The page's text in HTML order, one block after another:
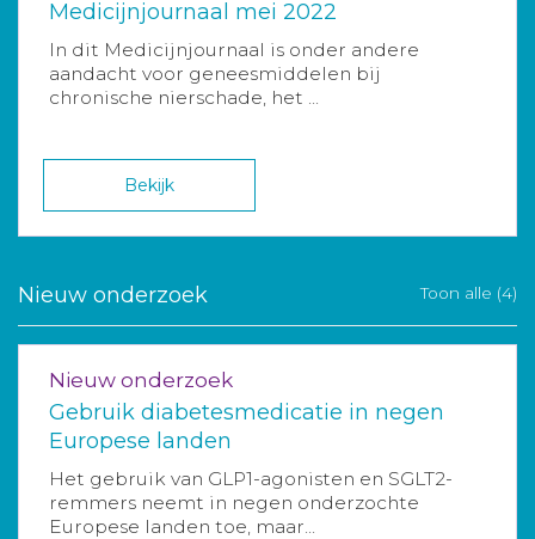
Medicijnjournaal mei 2022
In dit Medicijnjournaal is onder andere
aandacht voor geneesmiddelen bij
chronische nierschade, het ...
Bekijk
Nieuw onderzoek Toon alle (4)
Nieuw onderzoek
Gebruik diabetesmedicatie in negen
Europese landen
Het gebruik van GLP1-agonisten en SGLT2-
remmers neemt in negen onderzochte
Europese landen toe, maar...